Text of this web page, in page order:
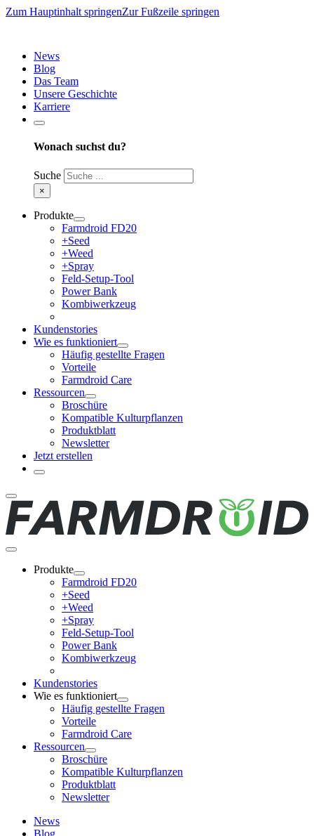
Zum Hauptinhalt springenZur Fußzeile springen
News
Blog
Das Team
Unsere Geschichte
Karriere
Wonach suchst du?
Suche
×
Produkte
Farmdroid FD20
+Seed
+Weed
+Spray
Feld-Setup-Tool
Power Bank
Kombiwerkzeug
Kundenstories
Wie es funktioniert
Häufig gestellte Fragen
Vorteile
Farmdroid Care
Ressourcen
Broschüre
Kompatible Kulturpflanzen
Produktblatt
Newsletter
Jetzt erstellen
Produkte
Farmdroid FD20
+Seed
+Weed
+Spray
Feld-Setup-Tool
Power Bank
Kombiwerkzeug
Kundenstories
Wie es funktioniert
Häufig gestellte Fragen
Vorteile
Farmdroid Care
Ressourcen
Broschüre
Kompatible Kulturpflanzen
Produktblatt
Newsletter
News
Blog